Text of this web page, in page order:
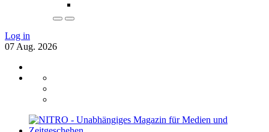
Log in
07 Aug. 2026